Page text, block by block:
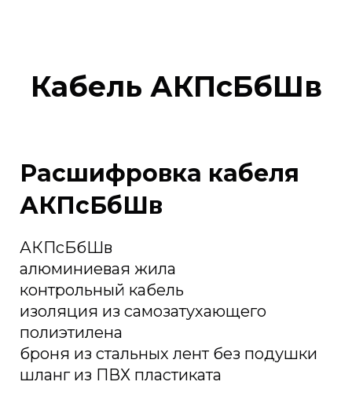
Кабель АКПсБбШв
Расшифровка кабеля
АКПсБбШв
АКПсБбШв
алюминиевая жила
контрольный кабель
изоляция из самозатухающего
полиэтилена
броня из стальных лент без подушки
шланг из ПВХ пластиката